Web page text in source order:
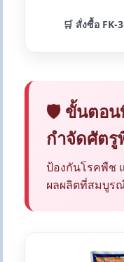
🛒 สั่งซื้อ FK-
🛡️ ขั้นตอน
กำจัดศัต
ป้องกันโรคพืช
ผลผลิตที่สมบูร